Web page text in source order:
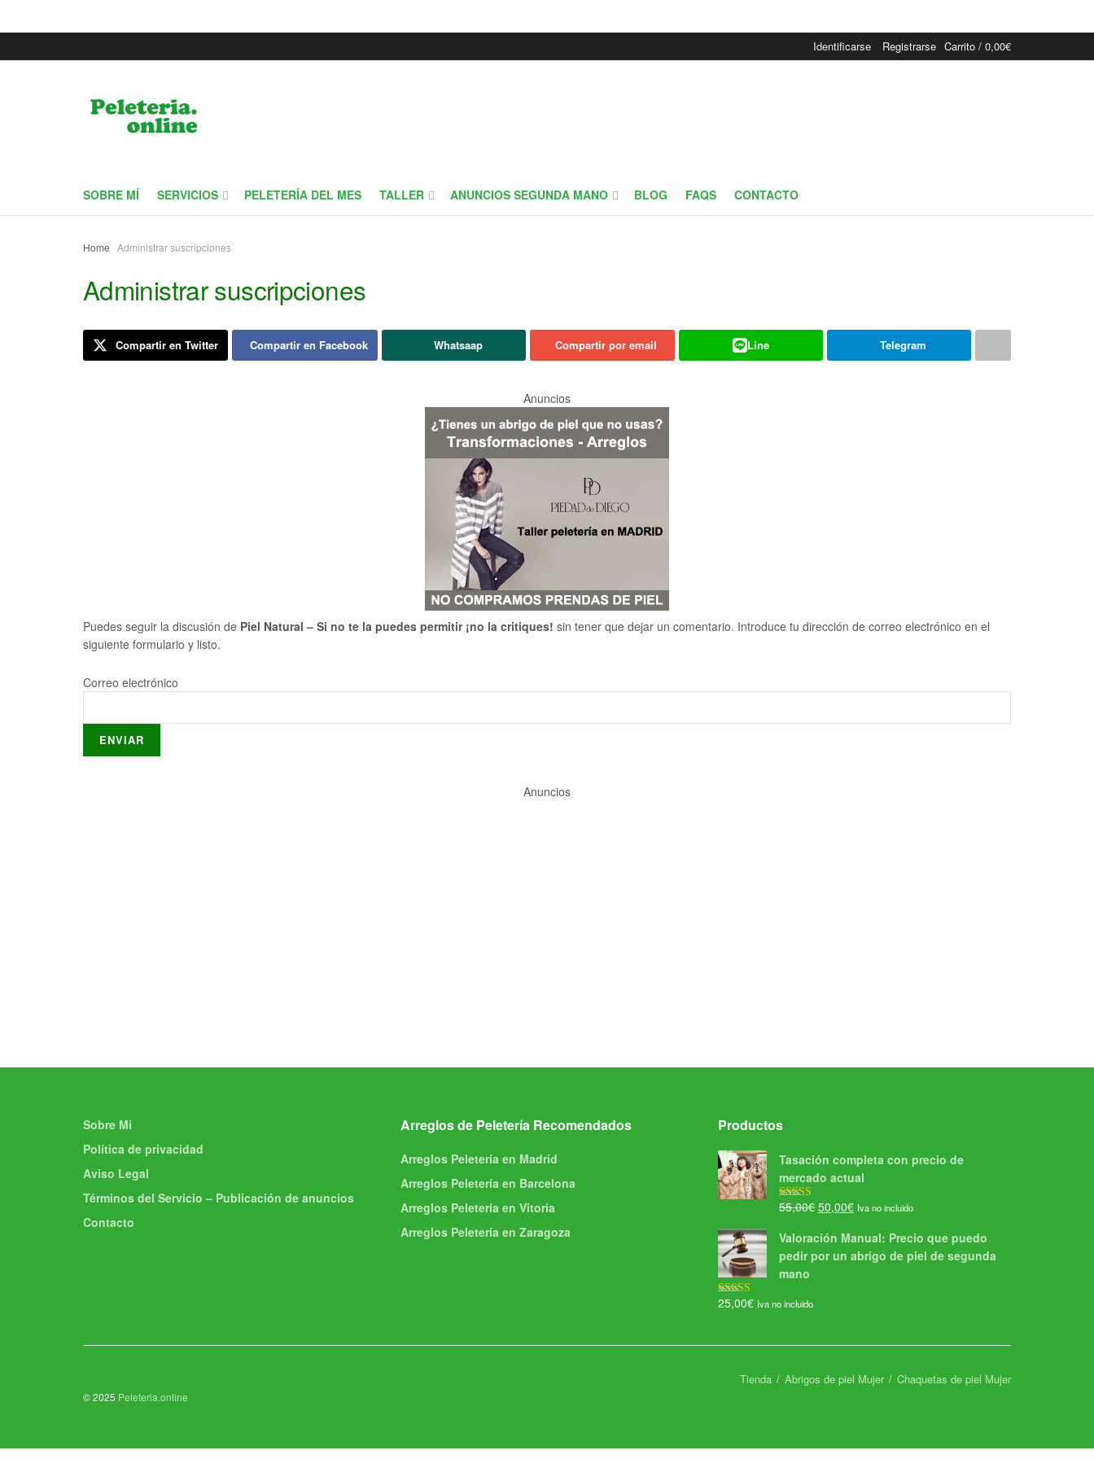
Identificarse Registrarse Carrito / 0,00€
SOBRE MÍ SERVICIOS PELETERÍA DEL MES TALLER ANUNCIOS SEGUNDA MANO BLOG FAQS CONTACTO
Home Administrar suscripciones
Administrar suscripciones
Compartir en Twitter Compartir en Facebook Whatsaap Compartir por email Line Telegram
Anuncios
Puedes seguir la discusión de Piel Natural – Si no te la puedes permitir ¡no la critiques! sin tener que dejar un comentario. Introduce tu dirección de correo electrónico en el
siguiente formulario y listo.
Correo electrónico
Anuncios
Sobre Mi
Política de privacidad
Aviso Legal
Términos del Servicio – Publicación de anuncios
Contacto
Arreglos de Peletería Recomendados
Arreglos Peletería en Madrid
Arreglos Peletería en Barcelona
Arreglos Peletería en Vitoria
Arreglos Peletería en Zaragoza
Productos
Tasación completa con precio de
mercado actual
Valorado con
55,00€ El
original
era:
50,00€El
actual
es:
Iva no incluido
Valoración Manual: Precio que puedo
pedir por un abrigo de piel de segunda
mano
Valorado con
25,00€ Iva no incluido
Tienda Abrigos de piel Mujer Chaquetas de piel Mujer
© 2025 Peleteria.online